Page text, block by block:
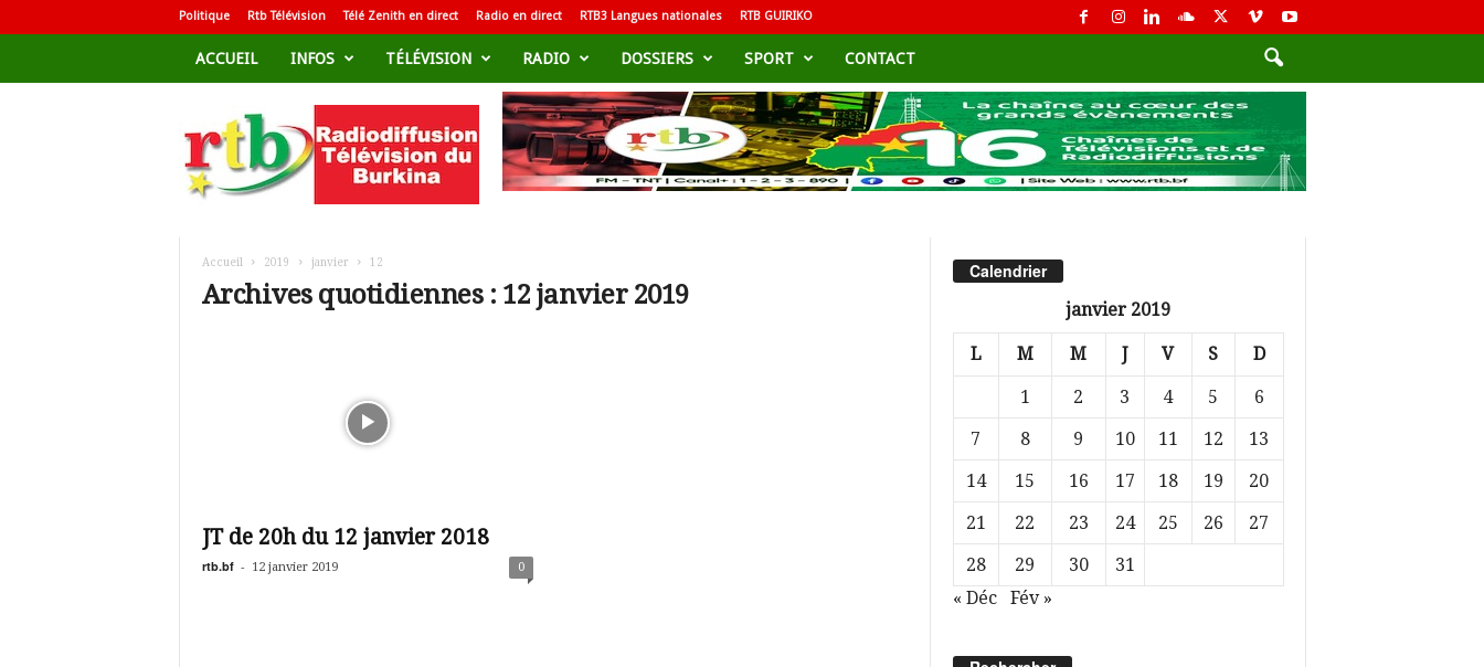
Politique Rtb Télévision Télé Zenith en direct Radio en direct RTB3 Langues nationales RTB GUIRIKO
ACCUEIL INFOS TÉLÉVISION RADIO DOSSIERS SPORT CONTACT
d
i
Accueil 2019 janvier 12
Archives quotidiennes : 12 janvier 2019
JT de 20h du 12 janvier 2018
rtb.bf - 12 janvier 2019 0
Calendrier
janvier 2019
L M M J V S D
1 2 3 4 5
6
7
8 9 10 11 12
13
14
15 16 17 18 19
20
21
22 23 24 25 26
27
28
29 30
31
« Déc
Fév »